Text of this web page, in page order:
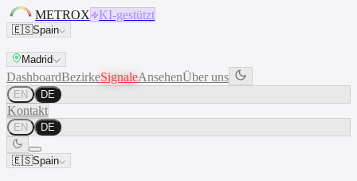
METROX KI-gestützt
🇪🇸Spain
Madrid
DashboardBezirkeSignaleAnsehenÜber uns
EN DE
Kontakt
EN DE
🇪🇸Spain